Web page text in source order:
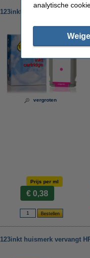
123inkt huismerk vervangt
vergroten
Prijs per ml
€ 0,38
123inkt huismerk vervangt
analytische